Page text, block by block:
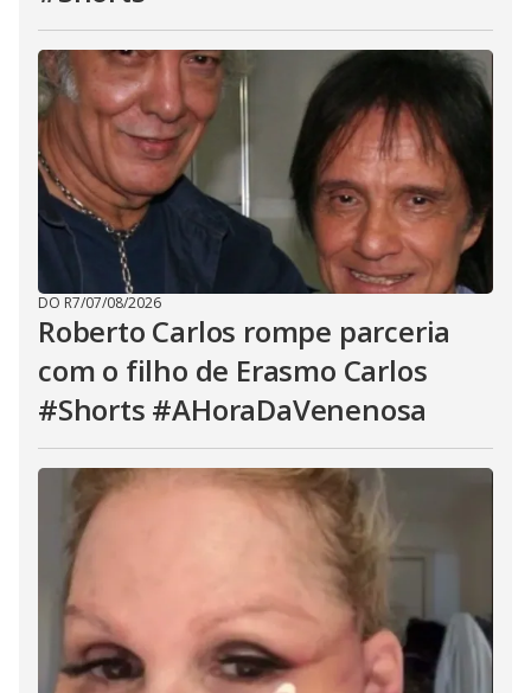
DO R7/07/08/2026
Roberto Carlos rompe parceria
com o filho de Erasmo Carlos
#Shorts #AHoraDaVenenosa